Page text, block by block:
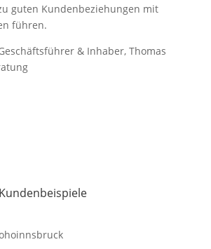
guten Kundenbeziehungen mit
führen.
& Inhaber, Thomas